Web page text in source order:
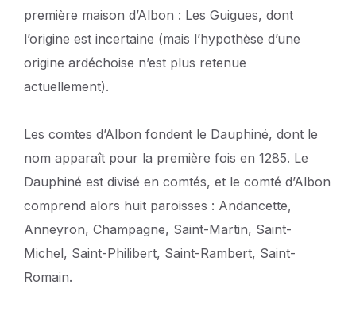
première maison d’Albon : Les Guigues, dont
l’origine est incertaine (mais l’hypothèse d’une
origine ardéchoise n’est plus retenue
actuellement).
Les comtes d’Albon fondent le Dauphiné, dont le
nom apparaît pour la première fois en 1285. Le
Dauphiné est divisé en comtés, et le comté d’Albon
comprend alors huit paroisses : Andancette,
Anneyron, Champagne, Saint-Martin, Saint-
Michel, Saint-Philibert, Saint-Rambert, Saint-
Romain.